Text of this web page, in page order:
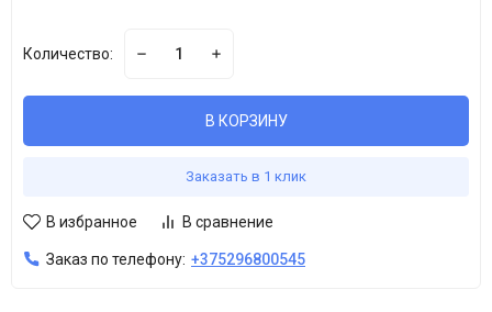
Количество:
В КОРЗИНУ
Заказать в 1 клик
В избранное В сравнение
Заказ по телефону: +375296800545